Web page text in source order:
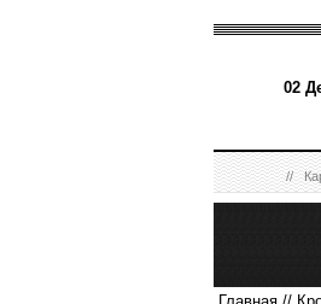
02
//